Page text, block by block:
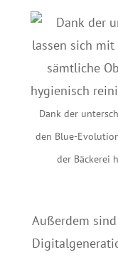
Dank der
den Blue-
der Bäckerei
Außerdem